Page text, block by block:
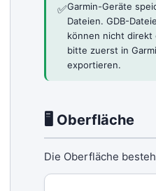
✅Garmin-Geräte
Dateien. GDB-
können nicht
bitte zuerst in
exportieren.
🖥 Oberfläche
Die Oberfläche